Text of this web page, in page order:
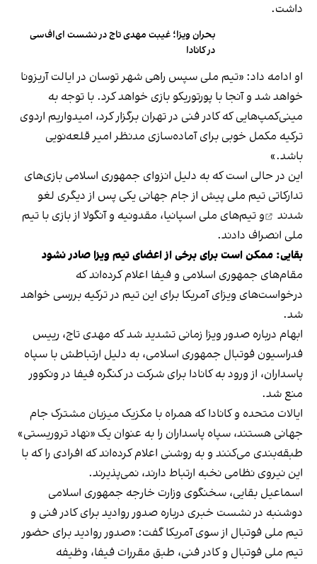
داشت.
بحران ویزا؛ غیبت مهدی تاج در نشست ای‌اف‌سی
در کانادا
او ادامه داد: «تیم ملی سپس راهی شهر توسان در ایالت آریزونا
خواهد شد و آنجا با پورتوریکو بازی خواهد کرد. با توجه به
مینی‌کمپ‌هایی که کادر فنی در تهران برگزار کرد، امیدواریم اردوی
ترکیه مکمل خوبی برای آماده‌سازی مدنظر امیر قلعه‌نویی
باشد.»
این در حالی است که به دلیل انزوای جمهوری اسلامی بازی‌های
تدارکاتی تیم ملی پیش از جام جهانی یکی پس از دیگری لغو
شدند
و تیم‌های ملی اسپانیا، مقدونیه و آنگولا از بازی با تیم
ملی انصراف دادند.
بقایی: ممکن است برای برخی از اعضای تیم ویزا صادر نشود
مقام‌های جمهوری اسلامی و فیفا اعلام کرده‌اند که
درخواست‌های ویزای آمریکا برای این تیم در ترکیه بررسی خواهد
شد.
ابهام درباره صدور ویزا زمانی تشدید شد که مهدی تاج، رییس
فدراسیون فوتبال جمهوری اسلامی، به دلیل ارتباطش با سپاه
پاسداران، از ورود به کانادا برای شرکت در کنگره فیفا در ونکوور
منع شد.
ایالات متحده و کانادا که همراه با مکزیک میزبان مشترک جام
جهانی هستند، سپاه پاسداران را به عنوان یک «نهاد تروریستی»
طبقه‌بندی می‌کنند و به روشنی اعلام کرده‌اند که افرادی را که با
این نیروی نظامی نخبه ارتباط دارند، نمی‌پذیرند.
اسماعیل بقایی، سخنگوی وزارت خارجه جمهوری اسلامی
دوشنبه در نشست خبری درباره صدور روادید برای کادر فنی و
تیم ملی فوتبال از سوی آمریکا گفت: «صدور روادید برای حضور
تیم ملی فوتبال و کادر فنی، طبق مقررات فیفا، وظیفه